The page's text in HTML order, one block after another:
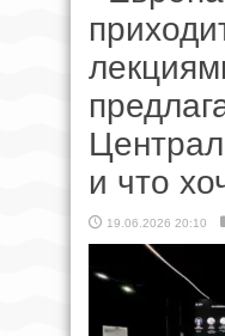
и что
19.06.2026 20:10